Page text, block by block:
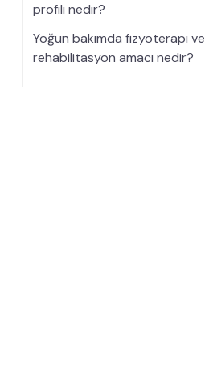
profili nedir?
Yoğun bakımda fizyoterapi ve
rehabilitasyon amacı nedir?